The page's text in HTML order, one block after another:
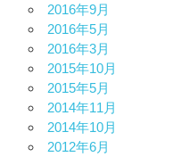
2016年9月
2016年5月
2016年3月
2015年10月
2015年5月
2014年11月
2014年10月
2012年6月